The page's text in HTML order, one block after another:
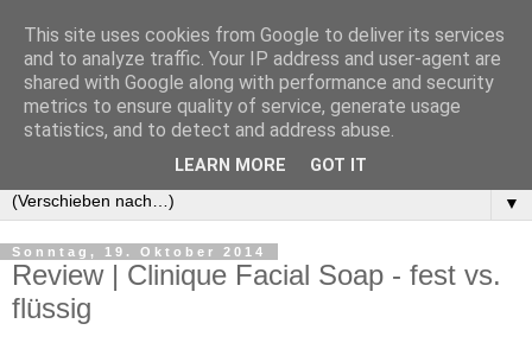
▼
Sonntag, 19. Oktober 2014
Review | Clinique Facial Soap - fest vs.
flüssig
This site uses cookies from Google to deliver its services
and to analyze traffic. Your IP address and user-agent are
shared with Google along with performance and security
metrics to ensure quality of service, generate usage
statistics, and to detect and address abuse.
LEARN MORE GOT IT